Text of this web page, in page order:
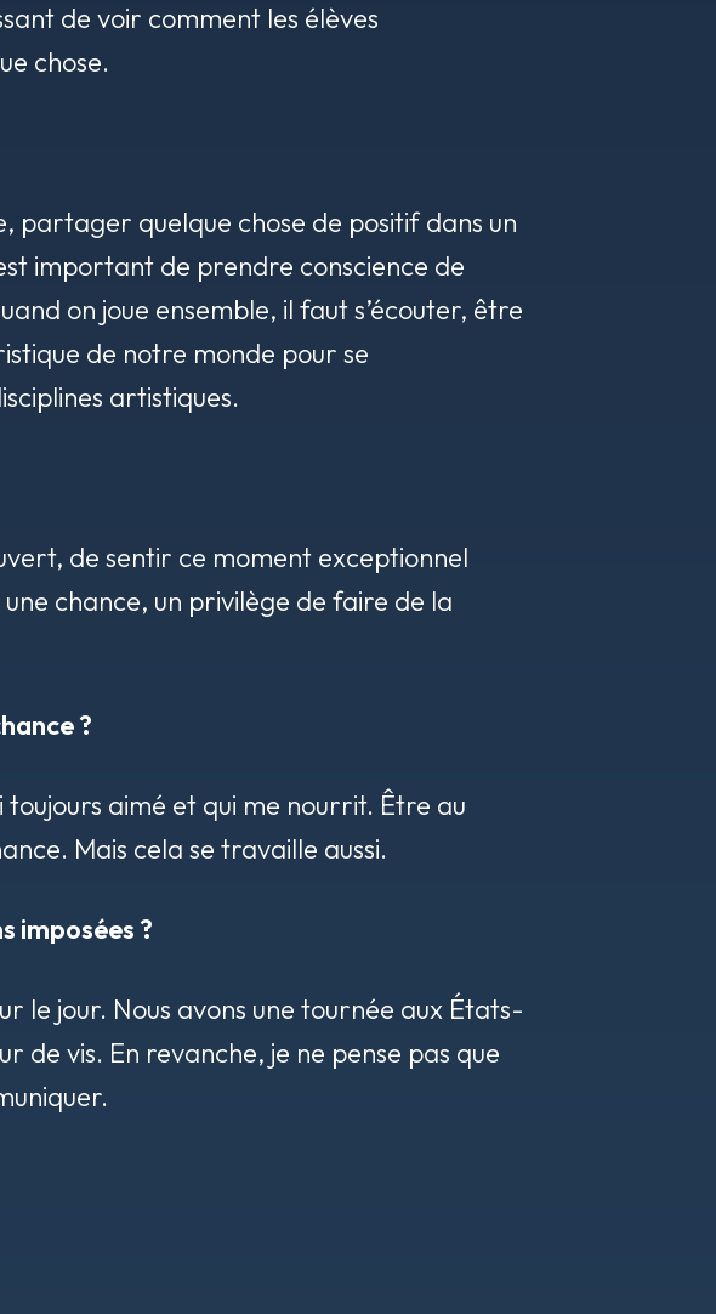
de voir comment les élèves
chose.
partager quelque chose de positif dans un
important de prendre conscience de
on joue ensemble, il faut s’écouter, être
de notre monde pour se
artistiques.
de sentir ce moment exceptionnel
chance, un privilège de faire de la
?
toujours aimé et qui me nourrit. Être au
Mais cela se travaille aussi.
imposées ?
le jour. Nous avons une tournée aux États-
de vis. En revanche, je ne pense pas que